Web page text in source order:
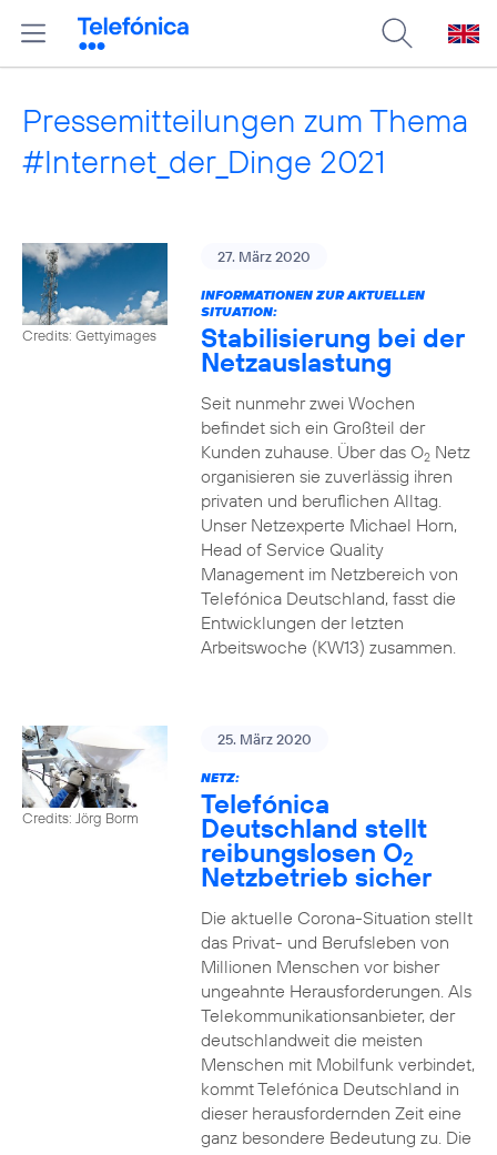
Pressemitteilungen zum Thema
#Internet_der_Dinge 2021
Credits: Gettyimages
27. März 2020
INFORMATIONEN ZUR AKTUELLEN
SITUATION:
Stabilisierung bei der
Netzauslastung
Seit nunmehr zwei Wochen
befindet sich ein Großteil der
Kunden zuhause. Über das O2Netz
organisieren sie zuverlässig ihren
privaten und beruflichen Alltag.
Unser Netzexperte Michael Horn,
Head of Service Quality
Management im Netzbereich von
Telefónica Deutschland, fasst die
Entwicklungen der letzten
Arbeitswoche (KW13) zusammen.
Credits: Jörg Borm
25. März 2020
NETZ:
Telefónica
Deutschland stellt
reibungslosen O2
Netzbetrieb sicher
Die aktuelle Corona-Situation stellt
das Privat- und Berufsleben von
Millionen Menschen vor bisher
ungeahnte Herausforderungen. Als
Telekommunikationsanbieter, der
deutschlandweit die meisten
Menschen mit Mobilfunk verbindet,
kommt Telefónica Deutschland in
dieser herausfordernden Zeit eine
ganz besondere Bedeutung zu. Die